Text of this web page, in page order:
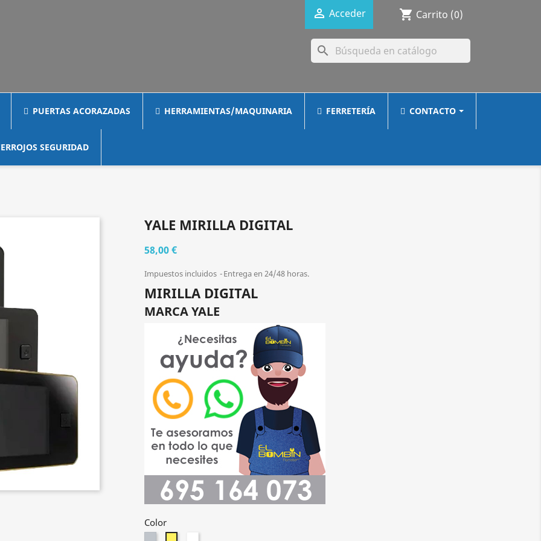
 Acceder shopping_cart Carrito (0)
search
PUERTAS ACORAZADAS HERRAMIENTAS/MAQUINARIA FERRETERÍA CONTACTO
SEGURIDAD
YALE MIRILLA DIGITAL
58,00 €
Impuestos incluidos Entrega en 24/48 horas.
MIRILLA DIGITAL
MARCA YALE
Color